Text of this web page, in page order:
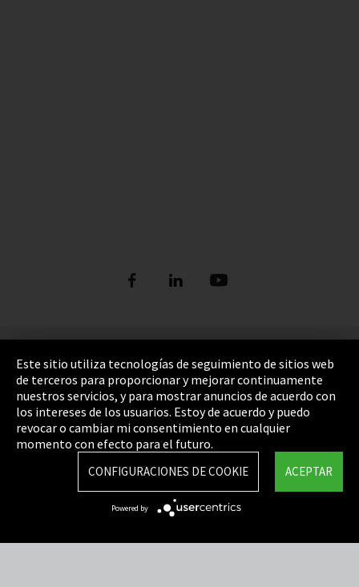
Pie de imprenta
Política de privacidad
Cookie Settings
Términos y Condiciones
Mapa del sitio
Integrity Line
Este sitio utiliza tecnologías de seguimiento de sitios web
de terceros para proporcionar y mejorar continuamente
nuestros servicios, y para mostrar anuncios de acuerdo con
los intereses de los usuarios. Estoy de acuerdo y puedo
revocar o cambiar mi consentimiento en cualquier
momento con efecto para el futuro.
ACEPTAR
CONFIGURACIONES DE COOKIE
Powered by